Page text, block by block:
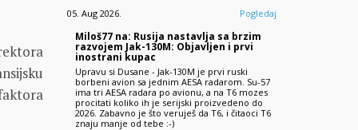
05. Aug 2026.
Pogledaj
Miloš77 na: Rusija nastavlja sa brzim
razvojem Jak-130M: Objavljen i prvi
inostrani kupac
Upravu si Dusane - Jak-130M je prvi ruski
borbeni avion sa jednim AESA radarom. Su-57
ima tri AESA radara po avionu, a na T6 mozes
procitati koliko ih je serijski proizvedeno do
2026. Zabavno je što veruješ da T6, i čitaoci T6
znaju manje od tebe :-)